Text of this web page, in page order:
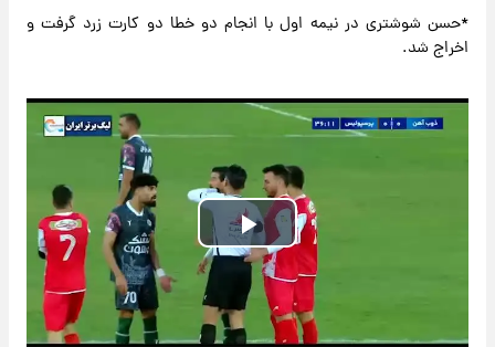
*حسن شوشتری در نیمه اول با انجام دو خطا دو کارت زرد گرفت و
اخراج شد.
Play
Video